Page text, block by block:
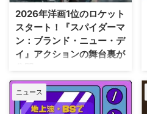
ースするなど、MLBとの関係性
を深めている。この協力関係は
2028年まで続く予定だ。今月中
旬に行われるフィールド・オブ・
ドリームス（映画『フィールド・
たアイオワ州のとうもろこし畑の
中にある球 …
2026年洋画1位のロケット
スタート！『スパイダーマ
ン：ブランド・ニュー・デ
イ』アクションの舞台裏が
トム・ホランド演じるスパイダー
マンの新たな物語を描く映画『ス
パイダーマン：ブランド・ニュ
ニュース